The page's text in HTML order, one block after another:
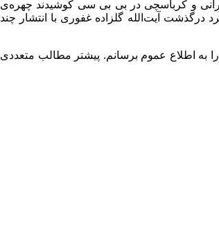
و کرباسچی در بی ‌بی سی کوشیدند چهره‌ی
درگذشت آیت‌الله گلزاده غفوری با انتشار چند
به اطلاع عموم برسانم. پیشتر مطالب متعددی